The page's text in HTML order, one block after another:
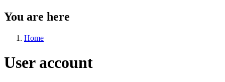
You are here
Home
User account